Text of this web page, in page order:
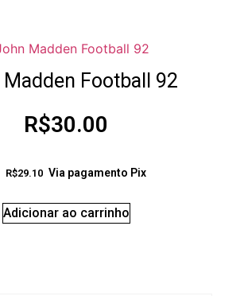
Football 92
R$30.00
R$29.10 Via pagamento Pix
Adicionar ao carrinho